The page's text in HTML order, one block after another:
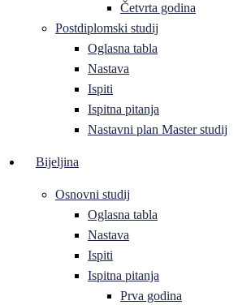
Četvrta godina
Postdiplomski studij
Oglasna tabla
Nastava
Ispiti
Ispitna pitanja
Nastavni plan Master studij
Bijeljina
Osnovni studij
Oglasna tabla
Nastava
Ispiti
Ispitna pitanja
Prva godina